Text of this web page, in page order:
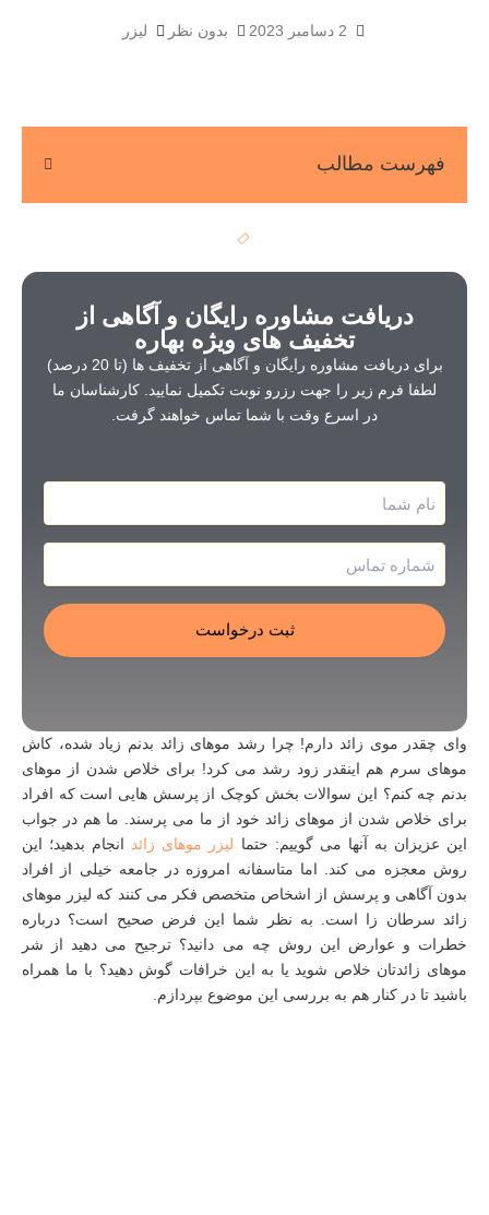
2 دسامبر 2023 بدون نظر لیزر
فهرست مطالب
دریافت مشاوره رایگان و آگاهی از
تخفیف های ویژه بهاره
برای دریافت مشاوره رایگان و آگاهی از تخفیف ها (تا 20 درصد)
لطفا فرم زیر را جهت رزرو نوبت تکمیل نمایید. کارشناسان ما
در اسرع وقت با شما تماس خواهند گرفت.
نام
خانوادگی
شماره
تماس
وای چقدر موی زائد دارم! چرا رشد موهای زائد بدنم زیاد شده، کاش
موهای سرم هم اینقدر زود رشد می‌ کرد! برای خلاص شدن از موهای
بدنم چه کنم؟ این سوالات بخش کوچک از پرسش‌ هایی است که افراد
برای خلاص شدن از موهای زائد خود از ما می‌ پرسند. ما هم در جواب
این عزیزان به آنها می‌ گوییم: حتما لیزر موهای زائد انجام بدهید؛ این
روش معجزه می‌ کند. اما متاسفانه امروزه در جامعه خیلی از افراد
بدون آگاهی و پرسش از اشخاص متخصص فکر می‌ کنند که لیزر موهای
زائد سرطان زا است. به نظر شما این فرض صحیح است؟ درباره
خطرات و عوارض این روش چه می دانید؟ ترجیح می دهید از شر
موهای زائدتان خلاص شوید یا به این خرافات گوش دهید؟ با ما همراه
باشید تا در کنار هم به بررسی این موضوع بپردازم.